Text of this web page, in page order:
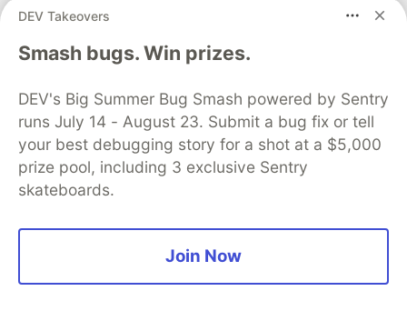
Liste
SELECT
"api_projets_todolist"."id
"api_projets_todolist"." dt_updated ",
"api_projets_todolist "."label"
FROM " api_projets_todolist"
WHERE
api_projets_todolist . "
Execution time
Liste 2
api_projets_todolist"."
DEV Takeovers
Smash bugs. Win prizes.
DEV's Big Summer Bug Smash powered by Sentry
runs July 14 - August 23. Submit a bug fix or tell
your best debugging story for a shot at a $5,000
prize pool, including 3 exclusive Sentry
skateboards.
Join Now